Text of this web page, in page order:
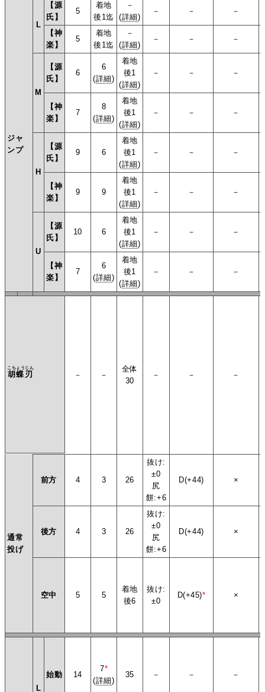
ジャ
ンプ
L
【源
氏】
5
着地
後1迄
－
(詳細)
－ － －
【神
楽】
5
着地
後1迄
－
(詳細)
－ － －
M
【源
氏】
6
6
(詳細)
着地
後1
(詳細)
－ － －
【神
楽】
7
8
(詳細)
着地
後1
(詳細)
－ － －
H
【源
氏】
9 6
着地
後1
(詳細)
－ － －
【神
楽】
9 9
着地
後1
(詳細)
－ － －
U
【源
氏】
10 6
着地
後1
(詳細)
－ － －
【神
楽】
7
6
(詳細)
着地
後1
(詳細)
－ － －
胡蝶刃
こちょうじん
－ －
全体
30
－ － －
通常
投げ
前方 4 3 26
抜け:
±0
尻
餅:+6
D(+44) ×
後方 4 3 26
抜け:
±0
尻
餅:+6
D(+44) ×
空中 5 5
着地
後6
抜け:
±0
D(+45)* ×
L
始動 14
7*
(詳細)
35 － － －